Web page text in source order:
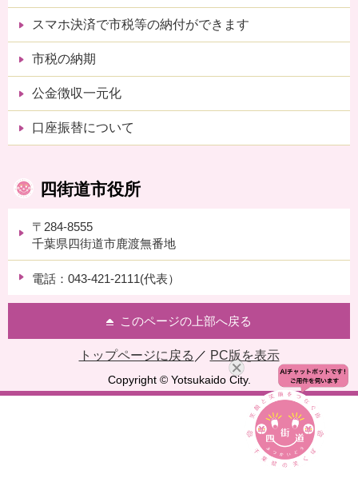
スマホ決済で市税等の納付ができます
市税の納期
公金徴収一元化
口座振替について
四街道市役所
〒284-8555
千葉県四街道市鹿渡無番地
電話：043-421-2111(代表）
このページの上部へ戻る
トップページに戻る ／ PC版を表示
Copyright © Yotsukaido City.